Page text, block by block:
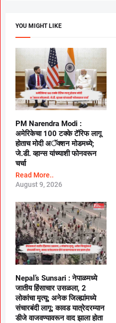
YOU MIGHT LIKE
PM Narendra Modi :
अमेरिकेचा 100 टक्के टॅरिफ लागू
होताच मोदी अॅक्शन मोडमध्ये;
जे.डी. व्हान्स यांच्याशी फोनवरून
चर्चा
Read More..
August 9, 2026
Nepal’s Sunsari : नेपाळमध्ये
जातीय हिंसाचार उसळला, 2
लोकांचा मृत्यू; अनेक जिल्ह्यांमध्ये
संचारबंदी लागू; कावड यात्रेदरम्यान
डीजे वाजवण्यावरून वाद झाला होता